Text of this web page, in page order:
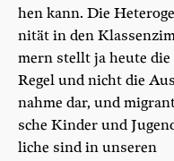
hen kann. Die
ni­tät in den
mern stellt ja heu­te die
Regel und nicht die
nah­me dar, und
sche Kin­der und
li­che sind in unse­ren